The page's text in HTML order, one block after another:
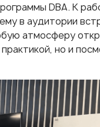
DBA. К
в аудитории
атмосферу
но и